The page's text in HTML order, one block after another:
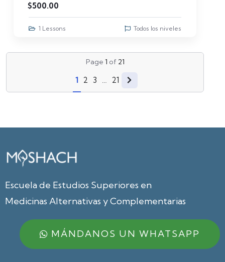
$500.00
1 Lessons Todos los niveles
Page 1 of 21
1 2 3 21
Escuela de Estudios Superiores en
Medicinas Alternativas y Complementarias
MÁNDANOS UN WHATSAPP